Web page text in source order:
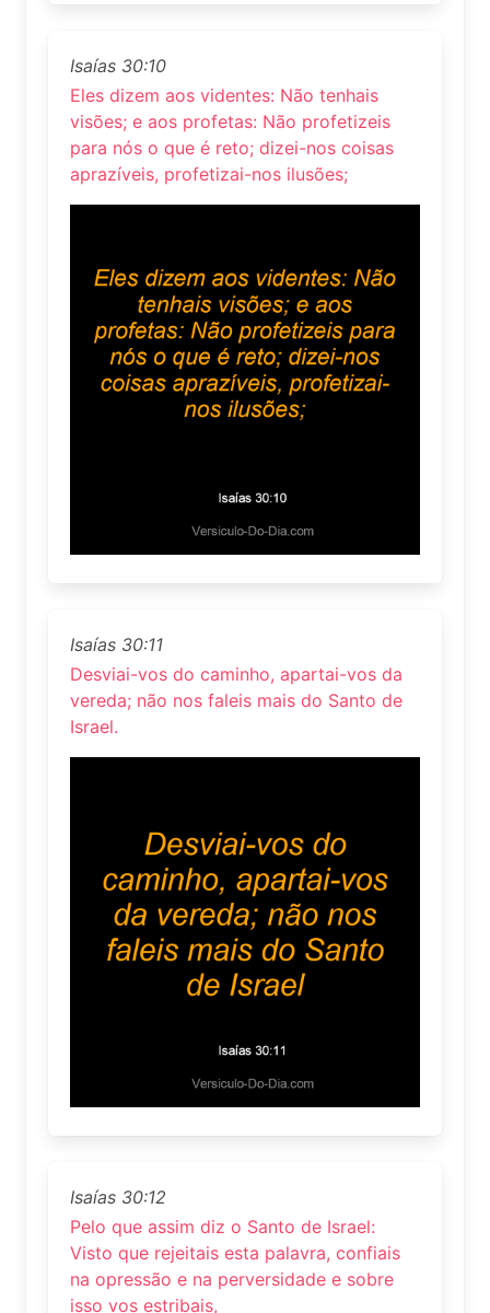
Isaías 30:10
Eles dizem aos videntes: Não tenhais
visões; e aos profetas: Não profetizeis
para nós o que é reto; dizei-nos coisas
aprazíveis, profetizai-nos ilusões;
Isaías 30:11
Desviai-vos do caminho, apartai-vos da
vereda; não nos faleis mais do Santo de
Israel.
Isaías 30:12
Pelo que assim diz o Santo de Israel:
Visto que rejeitais esta palavra, confiais
na opressão e na perversidade e sobre
isso vos estribais,